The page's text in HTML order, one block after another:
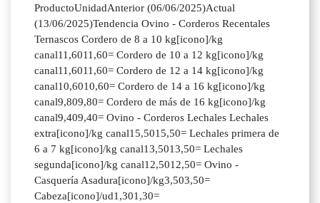
ProductoUnidadAnterior (06/06/2025)Actual
(13/06/2025)Tendencia Ovino - Corderos Recentales
Ternascos Cordero de 8 a 10 kg[icono]/kg
canal11,6011,60= Cordero de 10 a 12 kg[icono]/kg
canal11,6011,60= Cordero de 12 a 14 kg[icono]/kg
canal10,6010,60= Cordero de 14 a 16 kg[icono]/kg
canal9,809,80= Cordero de más de 16 kg[icono]/kg
canal9,409,40= Ovino - Corderos Lechales Lechales
extra[icono]/kg canal15,5015,50= Lechales primera de
6 a 7 kg[icono]/kg canal13,5013,50= Lechales
segunda[icono]/kg canal12,5012,50= Ovino -
Casquería Asadura[icono]/kg3,503,50=
Cabeza[icono]/ud1,301,30=